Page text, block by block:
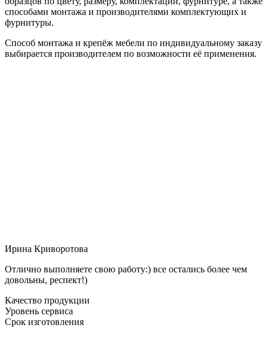
способами монтажа и производителями комплектующих и
фурнитуры.
Способ монтажа и крепёж мебели по индивидуальному заказу
выбирается производителем по возможности её применения.
Ирина Криворотова
Отлично выполняете свою работу:) все остались более чем
довольны, респект!)
Качество продукции
Уровень сервиса
Срок изготовления